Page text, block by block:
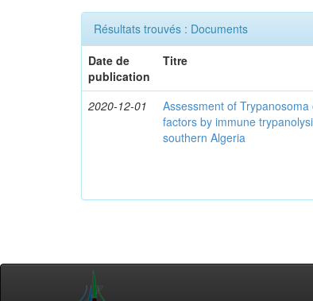
Résultats trouvés : Documents
Date de
publication
Titre
2020-12-01
Assessment of
factors by immune
southern Algeria